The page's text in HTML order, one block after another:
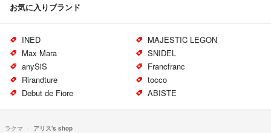
お気に入りブランド
INED
MAJESTIC LEGON
Max Mara
SNIDEL
anySiS
Francfranc
Rirandture
tocco
Debut de Fiore
ABISTE
ラクマ アリス's shop